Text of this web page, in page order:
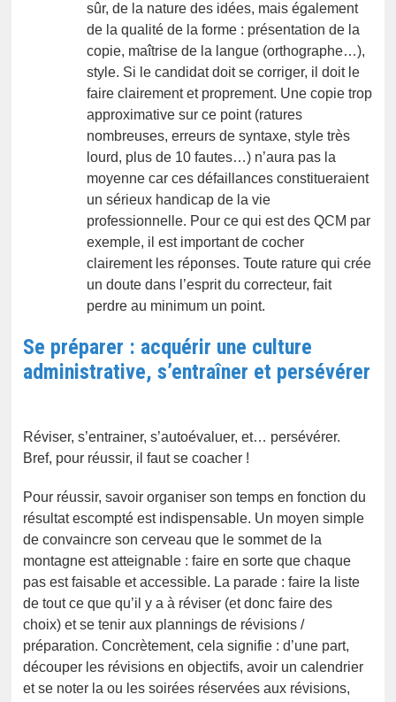
sûr, de la nature des idées, mais également
de la qualité de la forme : présentation de la
copie, maîtrise de la langue (orthographe…),
style. Si le candidat doit se corriger, il doit le
faire clairement et proprement. Une copie trop
approximative sur ce point (ratures
nombreuses, erreurs de syntaxe, style très
lourd, plus de 10 fautes…) n’aura pas la
moyenne car ces défaillances constitueraient
un sérieux handicap de la vie
professionnelle. Pour ce qui est des QCM par
exemple, il est important de cocher
clairement les réponses. Toute rature qui crée
un doute dans l’esprit du correcteur, fait
perdre au minimum un point.
Se préparer : acquérir une culture
administrative, s’entraîner et persévérer
Réviser, s’entrainer, s’autoévaluer, et… persévérer.
Bref, pour réussir, il faut se coacher !
Pour réussir, savoir organiser son temps en fonction du
résultat escompté est indispensable. Un moyen simple
de convaincre son cerveau que le sommet de la
montagne est atteignable : faire en sorte que chaque
pas est faisable et accessible. La parade : faire la liste
de tout ce que qu’il y a à réviser (et donc faire des
choix) et se tenir aux plannings de révisions /
préparation. Concrètement, cela signifie : d’une part,
découper les révisions en objectifs, avoir un calendrier
et se noter la ou les soirées réservées aux révisions,